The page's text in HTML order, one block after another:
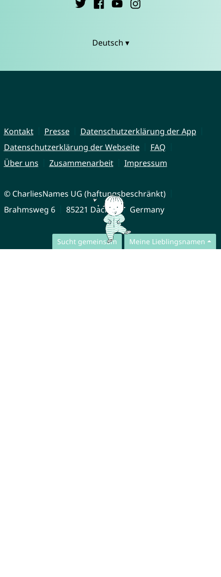
Sucht gemeinsam Meine Lieblingsnamen
Deutsch ▾
Kontakt Presse
Datenschutzerklärung der App
Datenschutzerklärung der Webseite
FAQ
Über uns
Zusammenarbeit Impressum
© CharliesNames UG (haftungsbeschränkt)
Brahmsweg 6
85221 Dachau Germany